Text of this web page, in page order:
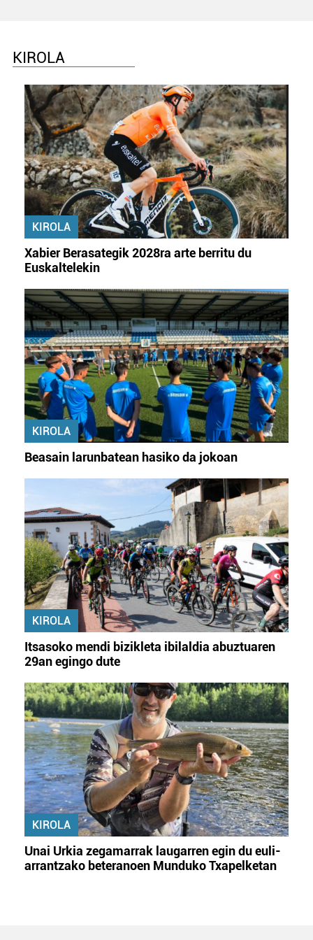
KIROLA
KIROLA
Xabier Berasategik 2028ra arte berritu du
Euskaltelekin
KIROLA
Beasain larunbatean hasiko da jokoan
KIROLA
Itsasoko mendi bizikleta ibilaldia abuztuaren
29an egingo dute
KIROLA
Unai Urkia zegamarrak laugarren egin du euli-
arrantzako beteranoen Munduko Txapelketan